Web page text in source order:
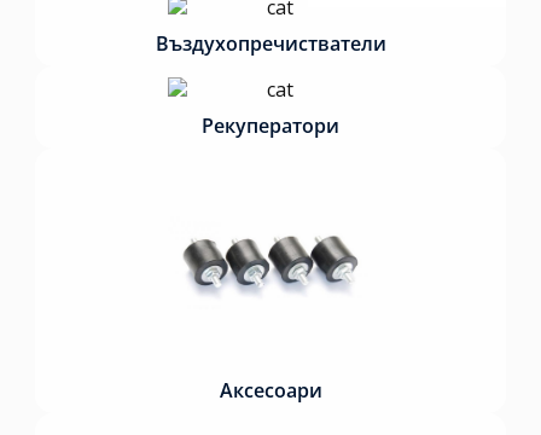
Въздухопречистватели
Рекуператори
Аксесоари